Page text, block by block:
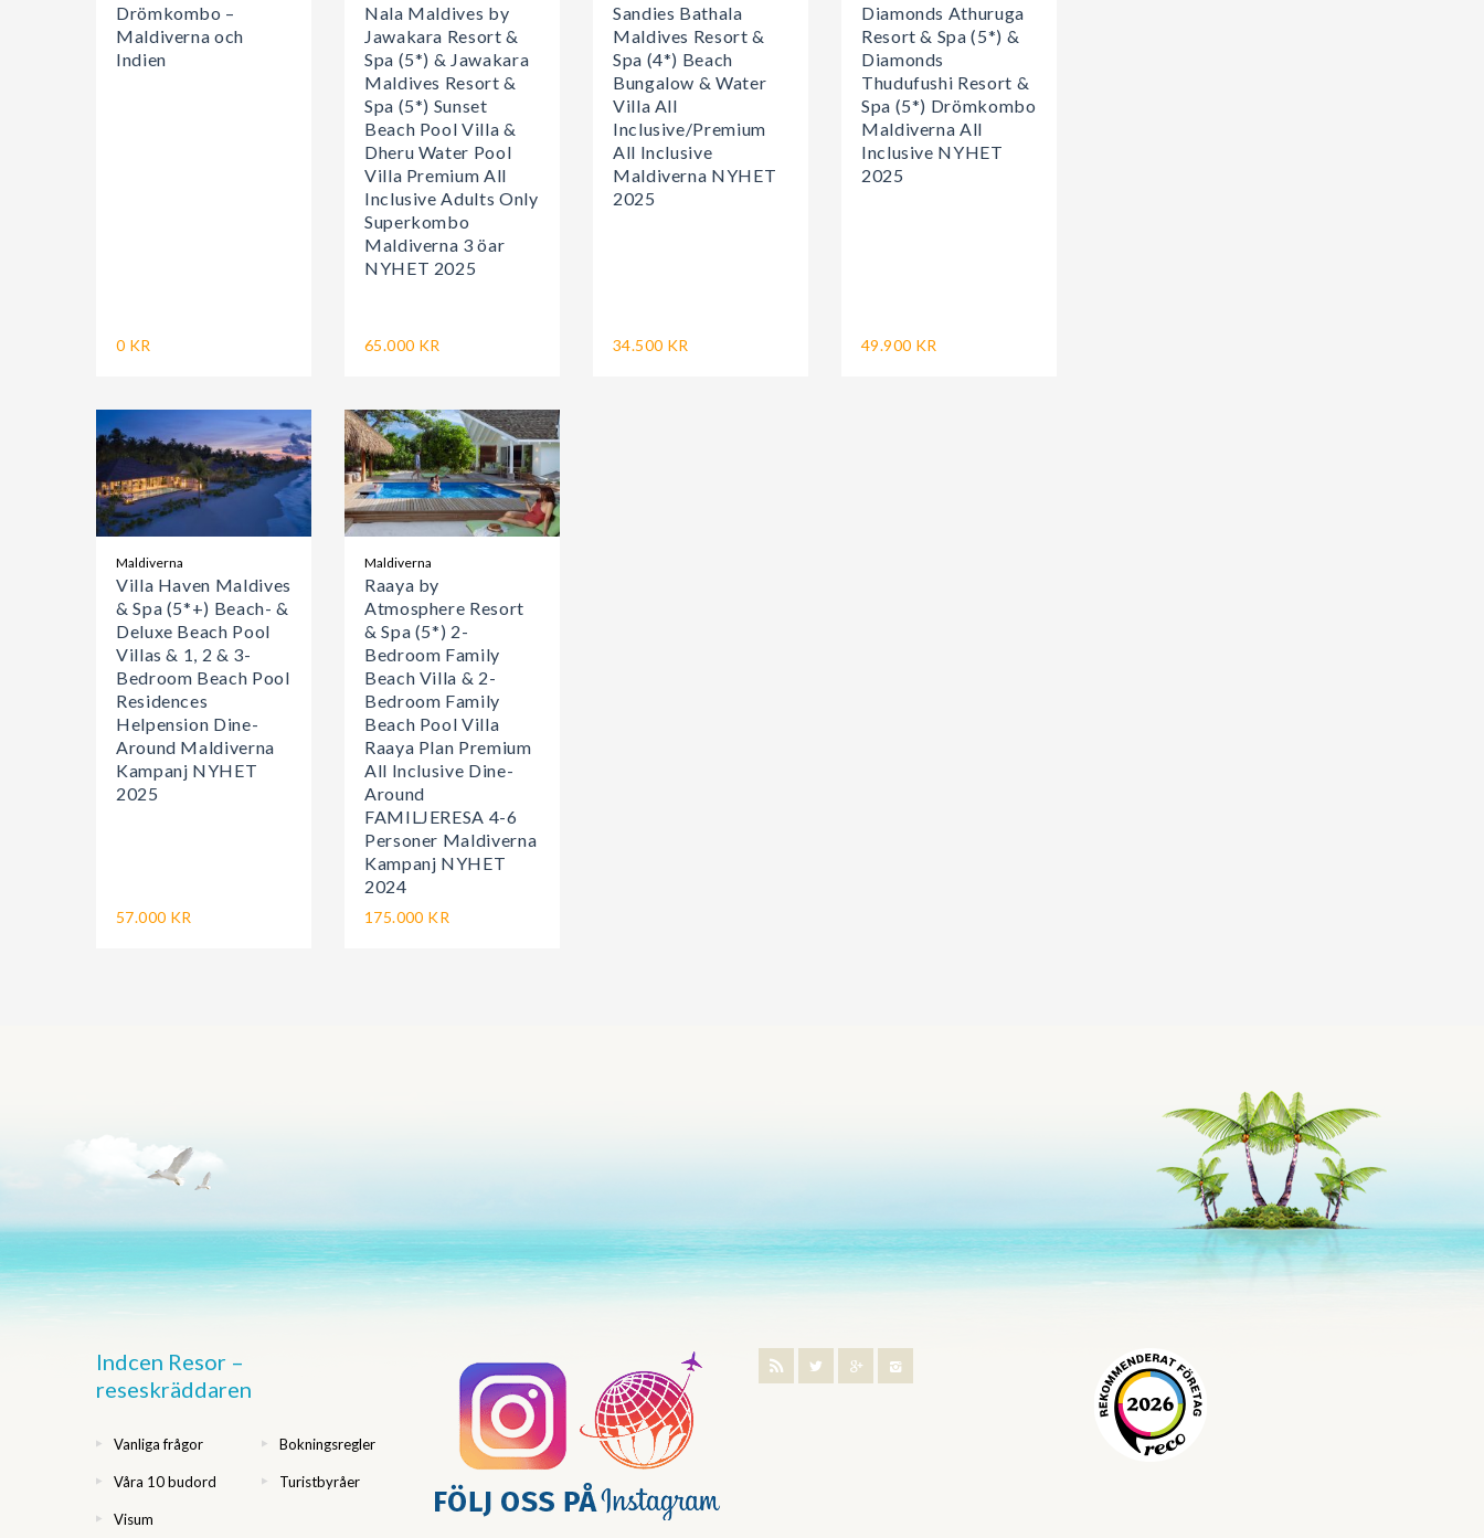
Drömkombo –
Maldiverna och
Indien
0 KR
Nala Maldives by
Jawakara Resort &
Spa (5*) & Jawakara
Maldives Resort &
Spa (5*) Sunset
Beach Pool Villa &
Dheru Water Pool
Villa Premium All
Inclusive Adults Only
Superkombo
Maldiverna 3 öar
NYHET 2025
65.000 KR
Sandies Bathala
Maldives Resort &
Spa (4*) Beach
Bungalow & Water
Villa All
Inclusive/Premium
All Inclusive
Maldiverna NYHET
2025
34.500 KR
Diamonds Athuruga
Resort & Spa (5*) &
Diamonds
Thudufushi Resort &
Spa (5*) Drömkombo
Maldiverna All
Inclusive NYHET
2025
49.900 KR
Maldiverna
Villa Haven Maldives
& Spa (5*+) Beach- &
Deluxe Beach Pool
Villas & 1, 2 & 3-
Bedroom Beach Pool
Residences
Helpension Dine-
Around Maldiverna
Kampanj NYHET
2025
57.000 KR
Maldiverna
Raaya by
Atmosphere Resort
& Spa (5*) 2-
Bedroom Family
Beach Villa & 2-
Bedroom Family
Beach Pool Villa
Raaya Plan Premium
All Inclusive Dine-
Around
FAMILJERESA 4-6
Personer Maldiverna
Kampanj NYHET
2024
175.000 KR
Indcen Resor –
reseskräddaren
Vanliga frågor Bokningsregler
Våra 10 budord Turistbyråer
Visum